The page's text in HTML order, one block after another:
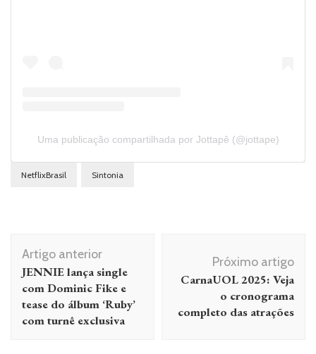
Uma publicação compartilhada por Jottapê (@jottape)
NetflixBrasil Sintonia
de
post
Artigo anterior
JENNIE lança single
com Dominic Fike e
tease do álbum ‘Ruby’
com turnê exclusiva
Próximo artigo
CarnaUOL 2025: Veja
o cronograma
completo das atrações